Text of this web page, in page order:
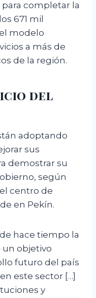
completar la
671 mil
modelo
a más de
de la región.
del
adoptando
sus
demostrar su
según
centro de
en Pekín.
hace tiempo la
objetivo
futuro del país
este sector […]
y